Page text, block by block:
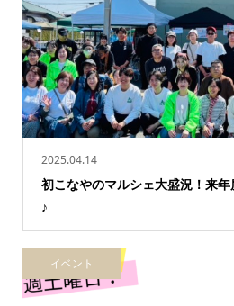
2025.04.14
初こなやのマルシェ大盛況！来
♪
イベント